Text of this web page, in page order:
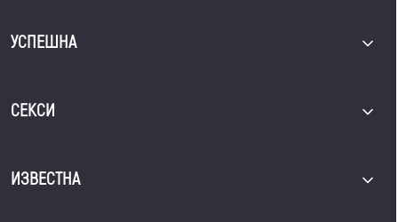
УСПЕШНА
СЕКСИ
ИЗВЕСТНА